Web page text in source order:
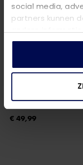
social media,
partners kunnen
andere
die ze hebben
ONLBLUSH MID FL
€ 49,99